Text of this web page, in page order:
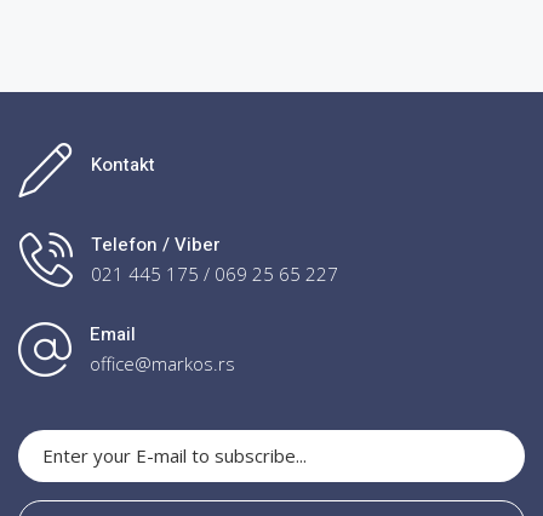
Kontakt
Telefon / Viber
021 445 175 / 069 25 65 227
Email
office@markos.rs